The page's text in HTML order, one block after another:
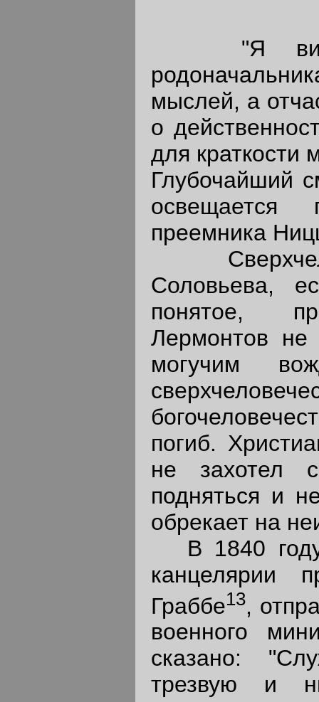
"Я вижу
мыслей, а
о
для краткости
Глубочайший
освещается
преемника
Соловьева,
понятое,
Лермонтов не
могучим
погиб.
не захотел
подняться и
обрекает на
В 1840 году
канцелярии
Граббе13,
военного
сказано:
трезвую и